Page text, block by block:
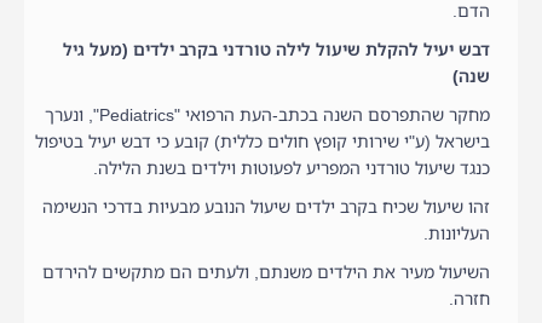
הדם.
דבש יעיל להקלת שיעול לילה טורדני בקרב ילדים (מעל גיל
שנה)
מחקר שהתפרסם השנה בכתב-העת הרפואי "Pediatrics", ונערך
בישראל (ע"י שירותי קופץ חולים כללית) קובע כי דבש יעיל בטיפול
כנגד שיעול טורדני המפריע לפעוטות וילדים בשנת הלילה.
זהו שיעול שכיח בקרב ילדים שיעול הנובע מבעיות בדרכי הנשימה
העליונות.
השיעול מעיר את הילדים משנתם, ולעתים הם מתקשים להירדם
חזרה.